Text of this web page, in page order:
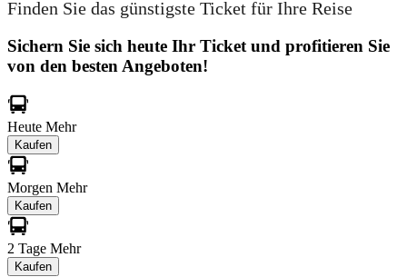
Finden Sie das günstigste Ticket für Ihre Reise
Sichern Sie sich heute Ihr Ticket und profitieren Sie
von den besten Angeboten!
Heute Mehr
Kaufen
Morgen Mehr
Kaufen
2 Tage Mehr
Kaufen